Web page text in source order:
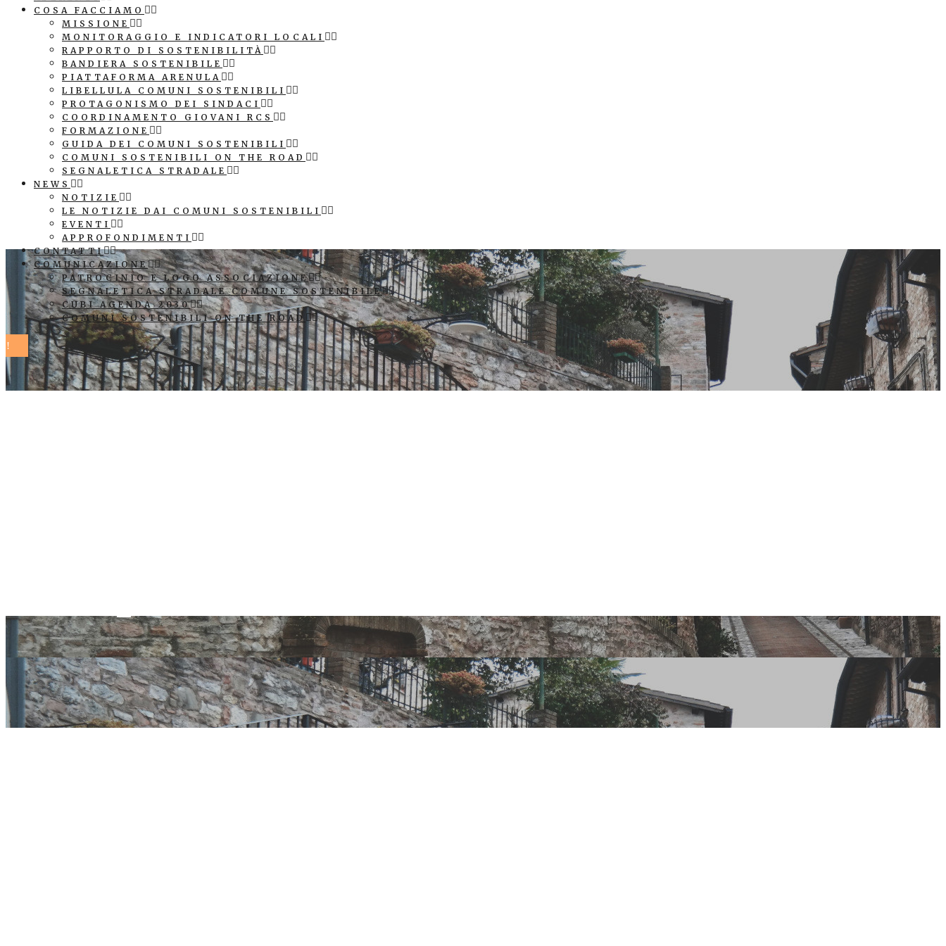
COSA FACCIAMO
MISSIONE
MONITORAGGIO E INDICATORI LOCALI
RAPPORTO DI SOSTENIBILITÀ
BANDIERA SOSTENIBILE
PIATTAFORMA ARENULA
LIBELLULA COMUNI SOSTENIBILI
PROTAGONISMO DEI SINDACI
COORDINAMENTO GIOVANI RCS
FORMAZIONE
GUIDA DEI COMUNI SOSTENIBILI
COMUNI SOSTENIBILI ON THE ROAD
SEGNALETICA STRADALE
NEWS
NOTIZIE
LE NOTIZIE DAI COMUNI SOSTENIBILI
EVENTI
APPROFONDIMENTI
CONTATTI
COMUNICAZIONE
PATROCINIO E LOGO ASSOCIAZIONE
SEGNALETICA STRADALE COMUNE SOSTENIBILE
CUBI AGENDA 2030
COMUNI SOSTENIBILI ON THE ROAD